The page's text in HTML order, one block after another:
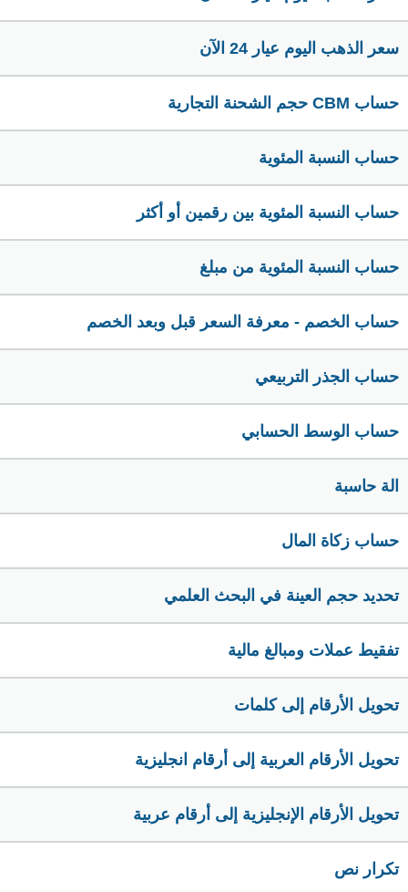
سعر الذهب اليوم عيار 24 الآن
حساب CBM حجم الشحنة التجارية
حساب النسبة المئوية
حساب النسبة المئوية بين رقمين أو أكثر
حساب النسبة المئوية من مبلغ
حساب الخصم - معرفة السعر قبل وبعد الخصم
حساب الجذر التربيعي
حساب الوسط الحسابي
الة حاسبة
حساب زكاة المال
تحديد حجم العينة في البحث العلمي
تفقيط عملات ومبالغ مالية
تحويل الأرقام إلى كلمات
تحويل الأرقام العربية إلى أرقام انجليزية
تحويل الأرقام الإنجليزية إلى أرقام عربية
تكرار نص